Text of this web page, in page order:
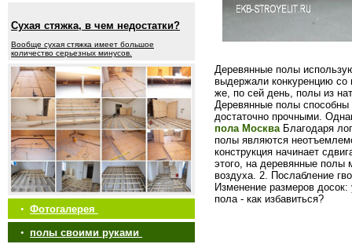
Сухая стяжка, в чем недостатки?
Вообще сухая стяжка имеет большое
количество серьезных минусов.
• Фотогалерея
• полы своими руками
Деревянные полы
выдержали конкуренцию
же, по сей день, полы из
Деревянные полы
достаточно прочными.
пола МоскваБлагодаря
полы являются
конструкция начинает
этого, на деревянные
воздуха. 2. Послабление
Изменение размеров
пола - как избавиться?